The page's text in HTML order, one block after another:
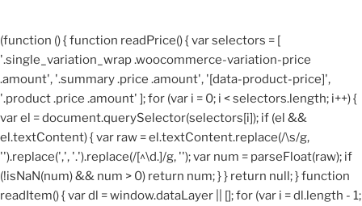
(function () { function readPrice() { var selectors = [
'.single_variation_wrap .woocommerce-variation-price
.amount', '.summary .price .amount', '[data-product-price]',
'.product .price .amount' ]; for (var i = 0; i < selectors.length; i++) {
var el = document.querySelector(selectors[i]); if (el &&
el.textContent) { var raw = el.textContent.replace(/\s/g,
'').replace(',', '.').replace(/[^\d.]/g, ''); var num = parseFloat(raw); if
(!isNaN(num) && num > 0) return num; } } return null; } function
readItem() { var dl = window.dataLayer || []; for (var i = dl.length - 1;